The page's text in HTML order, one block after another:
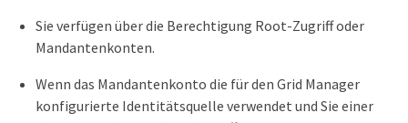
Sie verfügen über die Berechtigung Root-Zugriff oder
Mandantenkonten.
Wenn das Mandantenkonto die für den Grid Manager
konfigurierte Identitätsquelle verwendet und Sie einer